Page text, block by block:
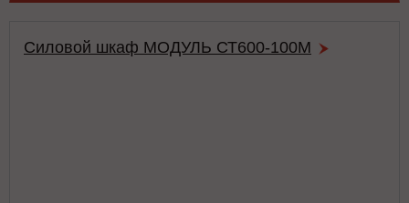
Силовой шкаф МОДУЛЬ СТ600-100M